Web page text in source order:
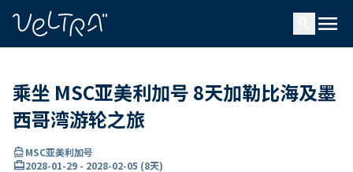
menu
乘坐 MSC亚美利加号 8天加勒比海及墨
西哥湾游轮之旅
directions_boatMSC亚美利加号
card_travel2028-01-29 - 2028-02-05 (8天)